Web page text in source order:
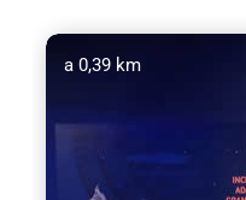
a 0,39 km